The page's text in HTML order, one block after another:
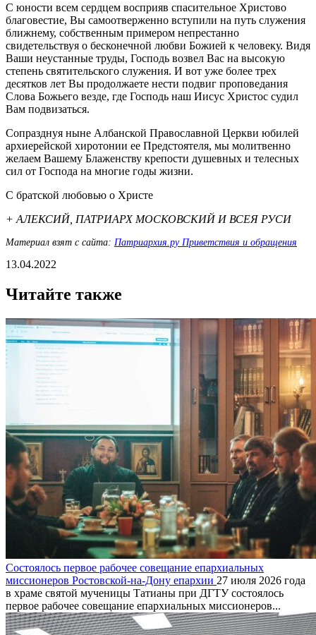
С юности всем сердцем восприяв спасительное Христово
благовестие, Вы самоотверженно вступили на путь служения
ближнему, собственным примером непрестанно
свидетельствуя о бесконечной любви Божией к человеку. Видя
Ваши неустанные труды, Господь возвел Вас на высокую
степень святительского служения. И вот уже более трех
десятков лет Вы продолжаете нести подвиг проповедания
Слова Божьего везде, где Господь наш Иисус Христос судил
Вам подвизаться.
Сопразднуя ныне Албанской Православной Церкви юбилей
архиерейской хиротонии ее Предстоятеля, мы молитвенно
желаем Вашему Блаженству крепости душевных и телесных
сил от Господа на многие годы жизни.
С братской любовью о Христе
+ АЛЕКСИЙ, ПАТРИАРХ МОСКОВСКИЙ И ВСЕЯ РУСИ
Материал взят с сайта: Патриархия.ру Приветствия и обращения
13.04.2022
Читайте также
Состоялось первое рабочее совещание епархиальных
миссионеров Ростовской-на-Дону епархии 27 июля 2026 года
в храме святой мученицы Татианы при ДГТУ состоялось
первое рабочее совещание епархиальных миссионеров...